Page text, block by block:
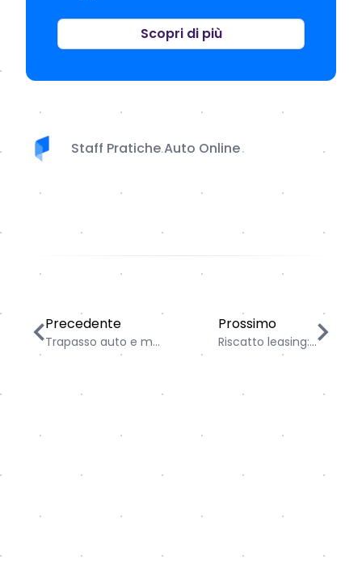
Scopri di più
Staff Pratiche Auto Online
Trapasso auto e moto: le alternative a confronto
Precedente
Trapasso auto e m...
Riscatto leasing: tutto
Prossimo
Riscatto leasing:...